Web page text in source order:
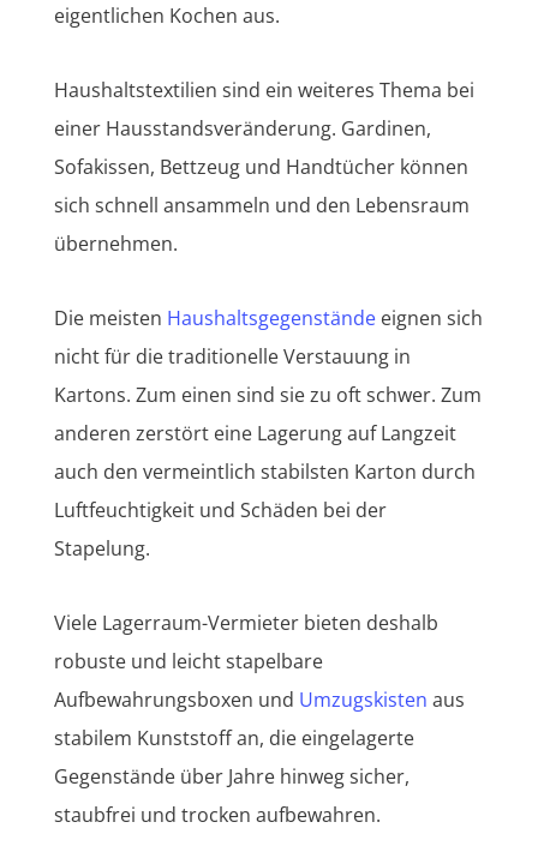
eigentlichen Kochen aus.
Haushaltstextilien sind ein weiteres Thema bei
einer Hausstandsveränderung. Gardinen,
Sofakissen, Bettzeug und Handtücher können
sich schnell ansammeln und den Lebensraum
übernehmen.
Die meisten Haushaltsgegenständeeignen sich
nicht für die traditionelle Verstauung in
Kartons. Zum einen sind sie zu oft schwer. Zum
anderen zerstört eine Lagerung auf Langzeit
auch den vermeintlich stabilsten Karton durch
Luftfeuchtigkeit und Schäden bei der
Stapelung.
Viele Lagerraum-Vermieter bieten deshalb
robuste und leicht stapelbare
Aufbewahrungsboxen und Umzugskisten aus
stabilem Kunststoff an, die eingelagerte
Gegenstände über Jahre hinweg sicher,
staubfrei und trocken aufbewahren.